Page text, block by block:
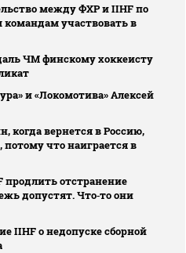
между ФХР и IIHF по
командам участвовать в
ЧМ финскому хоккеисту
и «Локомотива» Алексей
когда вернется в Россию,
что наиграется в
отстранение
допустят. Что‑то они
IIHF о недопуске сборной